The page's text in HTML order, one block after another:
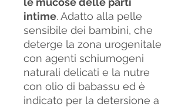
intime. Adatto alla pelle
sensibile dei bambini, che
deterge la zona urogenitale
con agenti schiumogeni
naturali delicati e la nutre
con olio di babassu ed è
indicato per la detersione a